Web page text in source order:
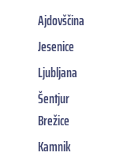
Ajdovščina
Jesenice
Ljubljana
Šentjur
Brežice
Kamnik